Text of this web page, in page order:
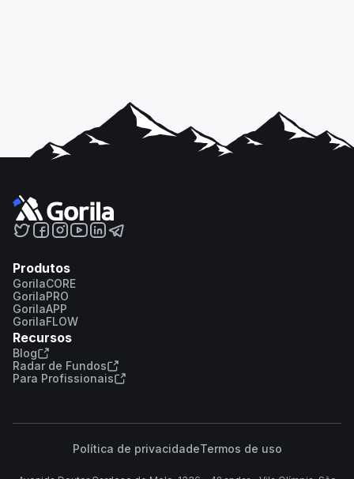
Produtos
GorilaCORE
GorilaPRO
GorilaAPP
GorilaFLOW
Recursos
Blog
Radar de Fundos
Para Profissionais
Política de privacidadeTermos de uso